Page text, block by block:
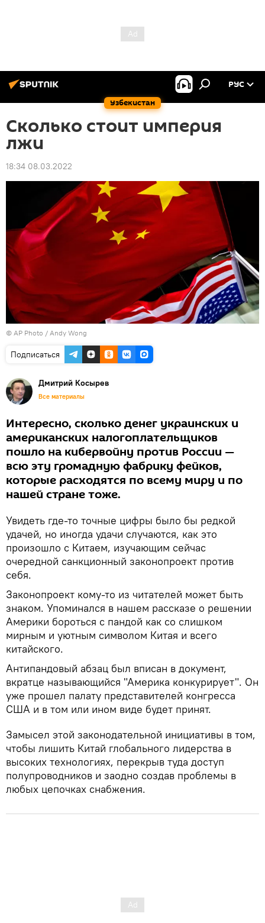
Узбекистан
РУС
Сколько стоит империя
лжи
18:34 08.03.2022
© AP Photo / Andy Wong
Подписаться
Дмитрий Косырев
Все материалы
Интересно, сколько денег украинских и
американских налогоплательщиков
пошло на кибервойну против России —
всю эту громадную фабрику фейков,
которые расходятся по всему миру и по
нашей стране тоже.
Увидеть где-то точные цифры было бы редкой
удачей, но иногда удачи случаются, как это
произошло с Китаем, изучающим сейчас
очередной санкционный законопроект против
себя.
Законопроект кому-то из читателей может быть
знаком. Упоминался в нашем рассказе о решении
Америки бороться с пандой как со слишком
мирным и уютным символом Китая и всего
китайского.
Антипандовый абзац был вписан в документ,
вкратце называющийся "Америка конкурирует". Он
уже прошел палату представителей конгресса
США и в том или ином виде будет принят.
Замысел этой законодательной инициативы в том,
чтобы лишить Китай глобального лидерства в
высоких технологиях, перекрыв туда доступ
полупроводников и заодно создав проблемы в
любых цепочках снабжения.